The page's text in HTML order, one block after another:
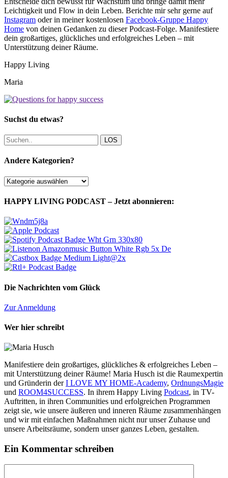
Leichtigkeit und Flow in dein Leben. Berichte mir sehr gerne auf
Instagram oder in meiner kostenlosen Facebook-Gruppe Happy
Home von deinen Gedanken zu dieser Podcast-Folge. Manifestiere
dein großartiges, glückliches und erfolgreiches Leben – mit
Unterstützung deiner Räume.
Happy Living
Maria
Suchst du etwas?
LOS
Andere Kategorien?
Andere
HAPPY LIVING PODCAST – Jetzt abonnieren:
Die Nachrichten vom Glück
Zur Anmeldung
Wer hier schreibt
Manifestiere dein großartiges, glückliches & erfolgreiches Leben –
mit Unterstützung deiner Räume! Maria Husch ist die Raumexpertin
und Gründerin derI LOVE MY HOME-Academy, OrdnungsMagie
und ROOM4SUCCESS. In ihrem Happy Living Podcast, in TV-
Auftritten, in ihren Communities und erfolgreichen Programmen
zeigt sie, wie unsere äußeren und inneren Räume zusammenhängen
und wir mit einfachen Maßnahmen nicht nur unser Zuhause und
unsere Arbeitsräume, sondern unser ganzes Leben, gestalten.
Ein Kommentar schreiben